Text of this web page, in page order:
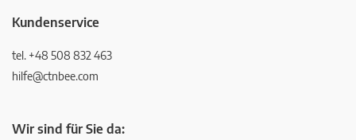
Kundenservice
tel. +48 508 832 463
hilfe@ctnbee.com
Wir sind für Sie da: